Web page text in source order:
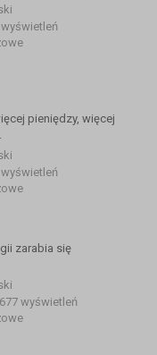
wyświetleń
pieniędzy, więcej
wyświetleń
zarabia się
wyświetleń